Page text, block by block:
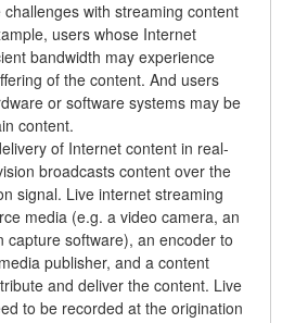
with streaming content
users whose Internet
bandwidth may experience
of the content. And users
or software systems may be
content.
of Internet content in real-
broadcasts content over the
signal. Live internet streaming
media (e.g. a video camera, an
capture software), an encoder to
publisher, and a content
and deliver the content. Live
to be recorded at the origination